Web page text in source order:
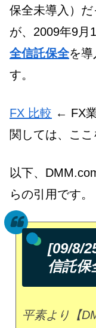
保全未導入）だ
が、2009年9月
全信託保全を導
す。
FX 比較 ← FX
関しては、ここ
以下、
らの引用です。
[09/8/
信託保
平素より【